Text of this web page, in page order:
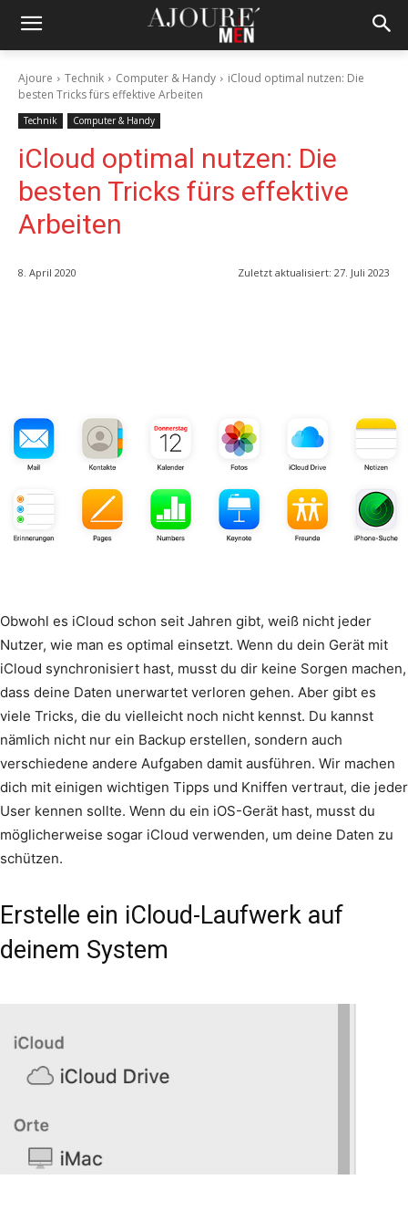
Ajoure Technik Computer & Handy
iCloud optimal nutzen: Die
besten Tricks fürs effektive Arbeiten
Technik Computer & Handy
iCloud optimal nutzen: Die
besten Tricks fürs effektive
Arbeiten
8. April 2020 Zuletzt aktualisiert: 27. Juli 2023
Obwohl es iCloud schon seit Jahren gibt, weiß nicht jeder
Nutzer, wie man es optimal einsetzt. Wenn du dein Gerät mit
iCloud synchronisiert hast, musst du dir keine Sorgen machen,
dass deine Daten unerwartet verloren gehen. Aber gibt es
viele Tricks, die du vielleicht noch nicht kennst. Du kannst
nämlich nicht nur ein Backup erstellen, sondern auch
verschiedene andere Aufgaben damit ausführen. Wir machen
dich mit einigen wichtigen Tipps und Kniffen vertraut, die jeder
User kennen sollte. Wenn du ein iOS-Gerät hast, musst du
möglicherweise sogar iCloud verwenden, um deine Daten zu
schützen.
Erstelle ein iCloud-Laufwerk auf
deinem System